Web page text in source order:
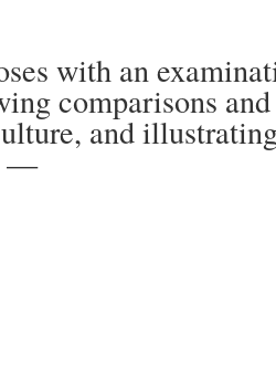
with an
comparisons
and
—